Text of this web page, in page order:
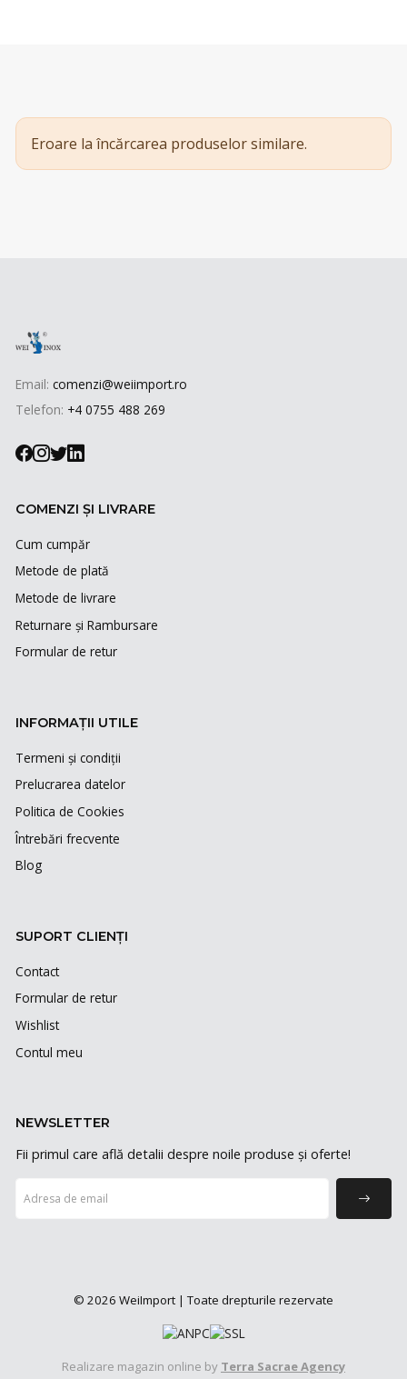
Eroare la încărcarea produselor similare.
Email: comenzi@weiimport.ro
Telefon: +4 0755 488 269
COMENZI ȘI LIVRARE
Cum cumpăr
Metode de plată
Metode de livrare
Returnare și Rambursare
Formular de retur
INFORMAȚII UTILE
Termeni și condiții
Prelucrarea datelor
Politica de Cookies
Întrebări frecvente
Blog
SUPORT CLIENȚI
Contact
Formular de retur
Wishlist
Contul meu
NEWSLETTER
Fii primul care află detalii despre noile produse și oferte!
© 2026 WeiImport | Toate drepturile rezervate
Realizare magazin online by Terra Sacrae Agency